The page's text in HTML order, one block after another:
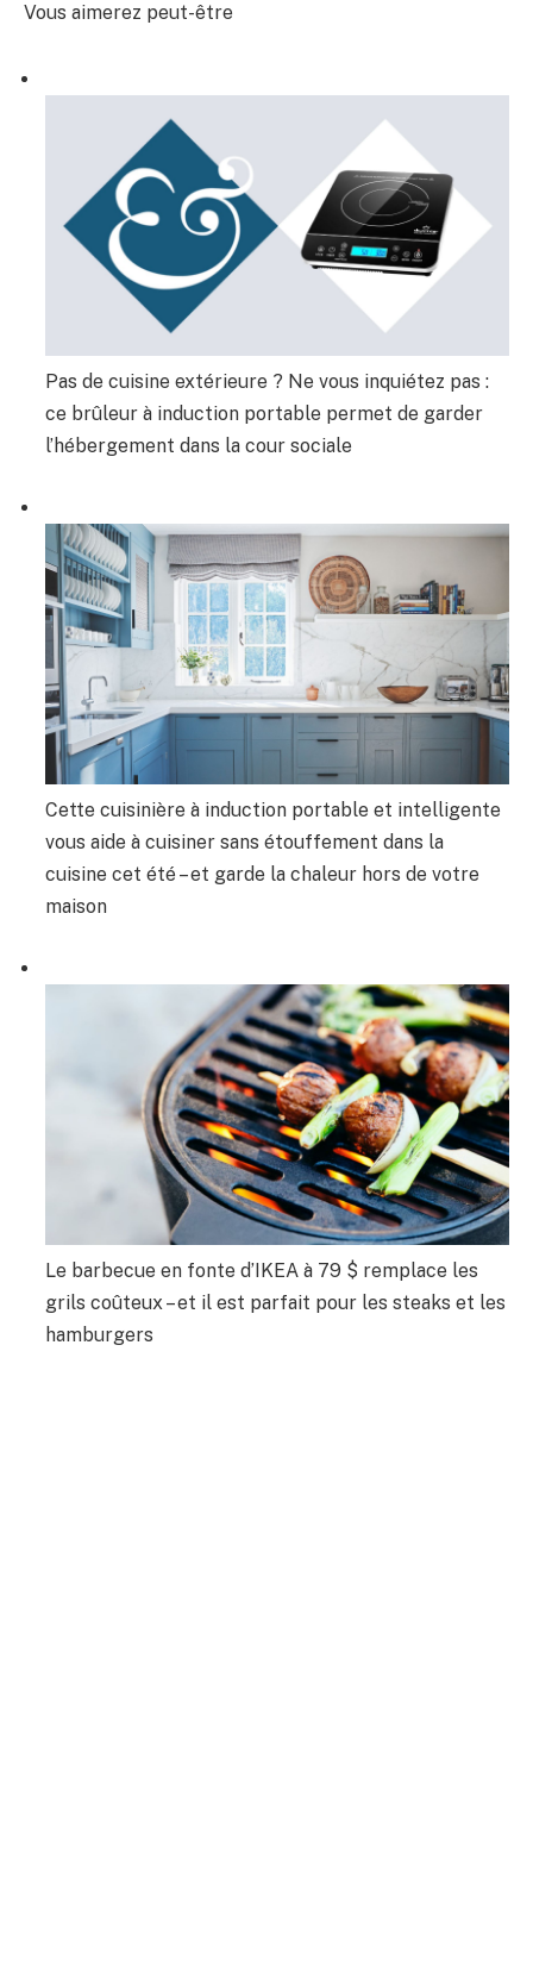
Vous aimerez peut-être
Pas de cuisine extérieure ? Ne vous inquiétez pas :
ce brûleur à induction portable permet de garder
l’hébergement dans la cour sociale
Cette cuisinière à induction portable et intelligente
vous aide à cuisiner sans étouffement dans la
cuisine cet été – et garde la chaleur hors de votre
maison
Le barbecue en fonte d’IKEA à 79 $ remplace les
grils coûteux – et il est parfait pour les steaks et les
hamburgers